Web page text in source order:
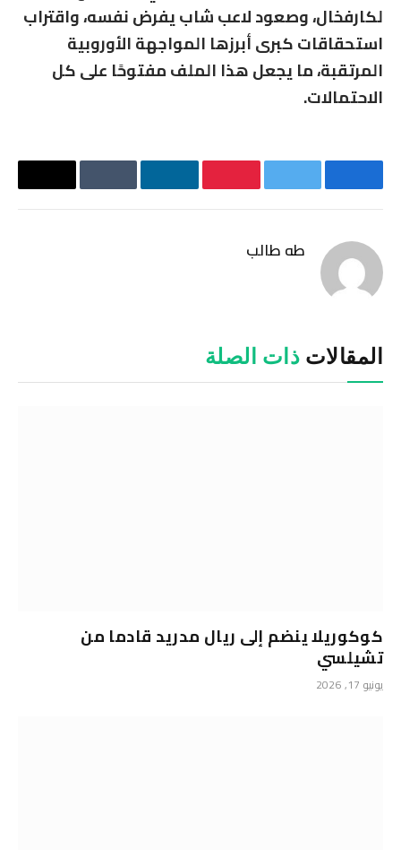
لكارفخال، وصعود لاعب شاب يفرض نفسه، واقتراب
استحقاقات كبرى أبرزها المواجهة الأوروبية
المرتقبة، ما يجعل هذا الملف مفتوحًا على كل
الاحتمالات.
فيسبوك تويتر بينتيريستلينكدإن Tumblr البريد
طه طالب
المقالات ذات الصلة
كوكوريلا ينضم إلى ريال مدريد قادما من
تشيلسي
يونيو 17, 2026